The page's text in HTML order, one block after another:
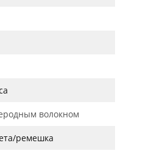
волокном
ремешка